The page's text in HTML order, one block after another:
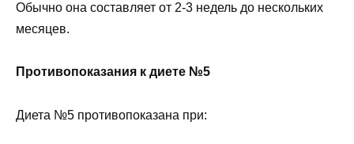
Обычно она составляет от 2-3 недель до нескольких
месяцев.
Противопоказания к диете №5
Диета №5 противопоказана при: